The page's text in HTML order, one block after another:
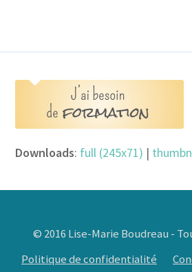
Downloads: full (245x71) |
© 2016 Lise-Marie Boudreau -
Politique de confidentialité